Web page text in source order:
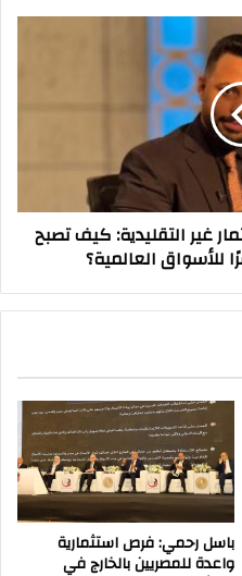
غير التقليدية: كيف تصبح
للأسواق العالمية؟
باسل رحمي: فرص استثمارية
واعدة للمصريين بالخارج في